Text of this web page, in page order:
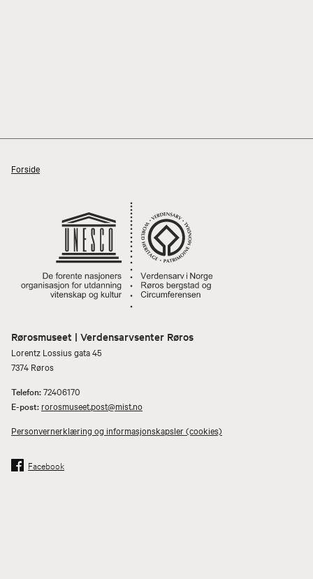
Forside
Rørosmuseet | Verdensarvsenter Røros
Lorentz Lossius gata 45
7374 Røros
Telefon:72406170
E-post: rorosmuseet.post@mist.no
Personvernerklæring og informasjonskapsler (cookies)
Facebook